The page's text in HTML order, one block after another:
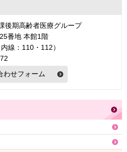
後期高齢者医療グループ
番地 本館1階
線：110・112）